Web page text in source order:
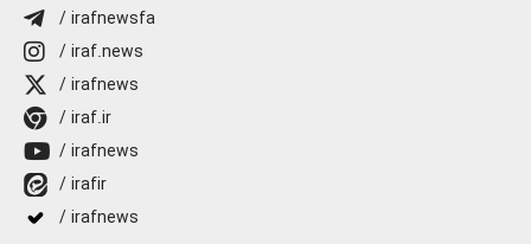
/ irafnewsfa
/ iraf.news
/ irafnews
/ iraf.ir
/ irafnews
/ irafir
/ irafnews